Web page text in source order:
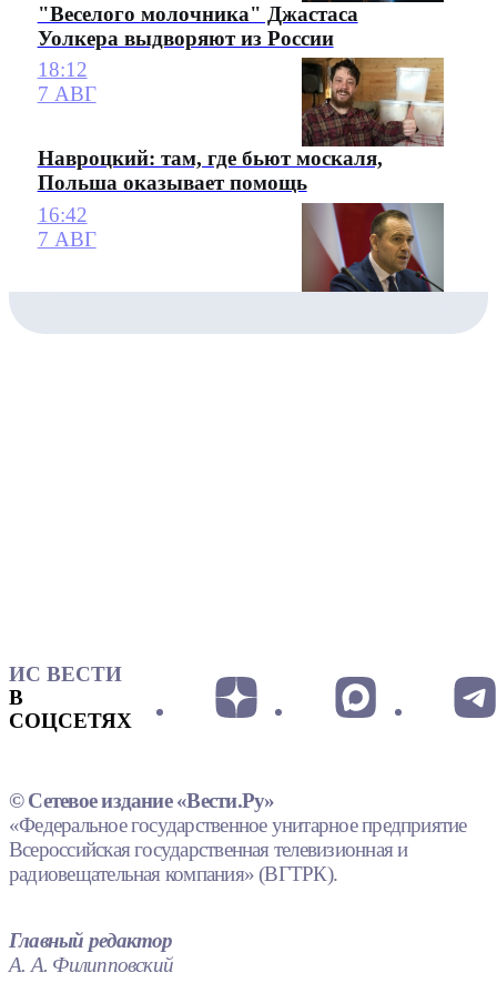
"Веселого молочника" Джастаса
Уолкера выдворяют из России
18:12
7 АВГ
Навроцкий: там, где бьют москаля,
Польша оказывает помощь
16:42
7 АВГ
ИС ВЕСТИ
В
СОЦСЕТЯХ
© Сетевое издание «Вести.Ру»
«Федеральное государственное унитарное предприятие
Всероссийская государственная телевизионная и
радиовещательная компания» (ВГТРК).
Главный редактор
А. А. Филипповский